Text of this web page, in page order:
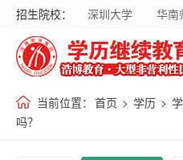
招生院校： 深圳大学 华南
暨南大学
华南农业大学
南方医科大学
国家开放大
当前位置： 首页 > 学历 >
吗？